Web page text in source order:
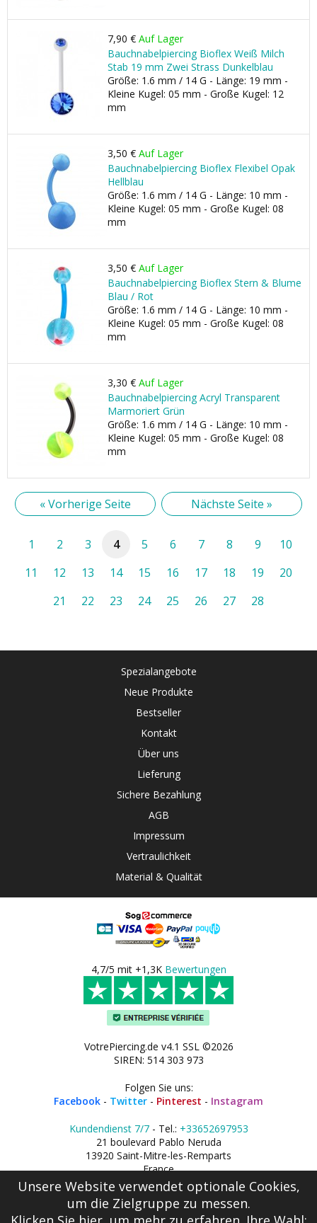
7,90 € Auf Lager
Bauchnabelpiercing Bioflex Weiß Milch
Stab 19 mm Zwei Strass Dunkelblau
Größe: 1.6 mm / 14 G - Länge: 19 mm -
Kleine Kugel: 05 mm - Große Kugel: 12
mm
3,50 € Auf Lager
Bauchnabelpiercing Bioflex Flexibel Opak
Hellblau
Größe: 1.6 mm / 14 G - Länge: 10 mm -
Kleine Kugel: 05 mm - Große Kugel: 08
mm
3,50 € Auf Lager
Bauchnabelpiercing Bioflex Stern & Blume
Blau / Rot
Größe: 1.6 mm / 14 G - Länge: 10 mm -
Kleine Kugel: 05 mm - Große Kugel: 08
mm
3,30 € Auf Lager
Bauchnabelpiercing Acryl Transparent
Marmoriert Grün
Größe: 1.6 mm / 14 G - Länge: 10 mm -
Kleine Kugel: 05 mm - Große Kugel: 08
mm
« Vorherige Seite Nächste Seite »
1 2 3 4 5 6 7 8 9
10
11
12 13 14 15 16 17 18 19
20
21
22 23 24 25 26 27 28
Spezialangebote
Neue Produkte
Bestseller
Kontakt
Über uns
Lieferung
Sichere Bezahlung
AGB
Impressum
Vertraulichkeit
Material & Qualität
4,7/5 mit +1,3K Bewertungen
VotrePiercing.de v4.1 SSL ©2026
SIREN: 514 303 973
Folgen Sie uns:
Facebook - Twitter - Pinterest - Instagram
Kundendienst 7/7- Tel.: +33652697953
21 boulevard Pablo Neruda
13920 Saint-Mitre-les-Remparts
France
Unsere Website verwendet optionale Cookies,
um die Zielgruppe zu messen.